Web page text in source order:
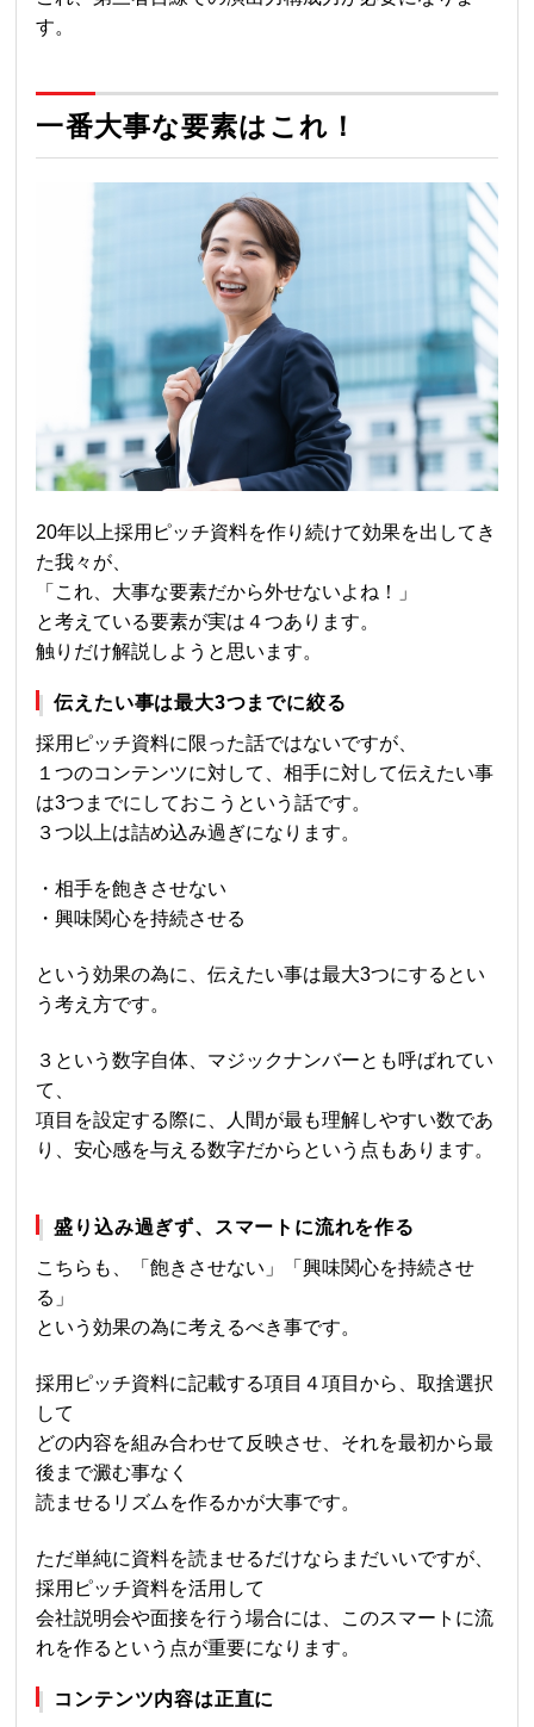
す。
一番大事な要素はこれ！
20年以上採用ピッチ資料を作り続けて効果を出してき
た我々が、
「これ、大事な要素だから外せないよね！」
と考えている要素が実は４つあります。
触りだけ解説しようと思います。
伝えたい事は最大3つまでに絞る
採用ピッチ資料に限った話ではないですが、
１つのコンテンツに対して、相手に対して伝えたい事
は3つまでにしておこうという話です。
３つ以上は詰め込み過ぎになります。
・相手を飽きさせない
・興味関心を持続させる
という効果の為に、伝えたい事は最大3つにするとい
う考え方です。
３という数字自体、マジックナンバーとも呼ばれてい
て、
項目を設定する際に、人間が最も理解しやすい数であ
り、安心感を与える数字だからという点もあります。
盛り込み過ぎず、スマートに流れを作る
こちらも、「飽きさせない」「興味関心を持続させ
る」
という効果の為に考えるべき事です。
採用ピッチ資料に記載する項目４項目から、取捨選択
して
どの内容を組み合わせて反映させ、それを最初から最
後まで澱む事なく
読ませるリズムを作るかが大事です。
ただ単純に資料を読ませるだけならまだいいですが、
採用ピッチ資料を活用して
会社説明会や面接を行う場合には、このスマートに流
れを作るという点が重要になります。
コンテンツ内容は正直に